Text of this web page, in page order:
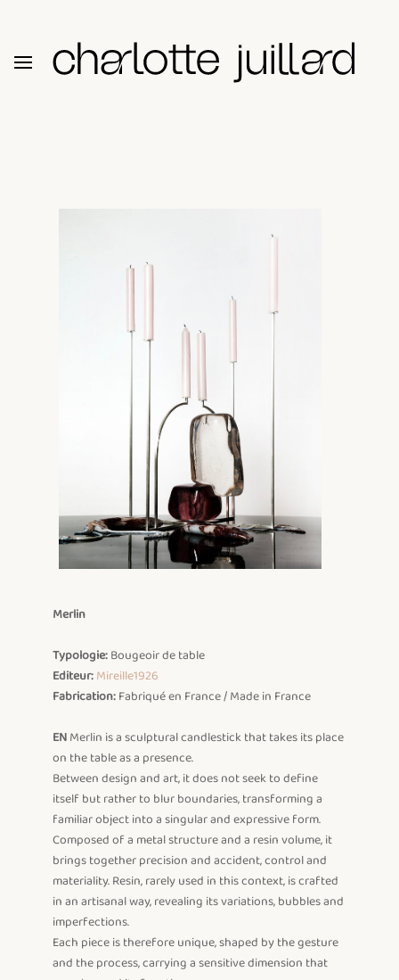
Merlin
Typologie:
Bougeoir de table
Editeur:Mireille1926
Fabrication: Fabriqué en France / Made in France
EN Merlin is a sculptural candlestick that takes its place
on the table as a presence.
Between design and art, it does not seek to define
itself but rather to blur boundaries, transforming a
familiar object into a singular and expressive form.
Composed of a metal structure and a resin volume, it
brings together precision and accident, control and
materiality. Resin, rarely used in this context, is crafted
in an artisanal way, revealing its variations, bubbles and
imperfections.
Each piece is therefore unique, shaped by the gesture
and the process, carrying a sensitive dimension that